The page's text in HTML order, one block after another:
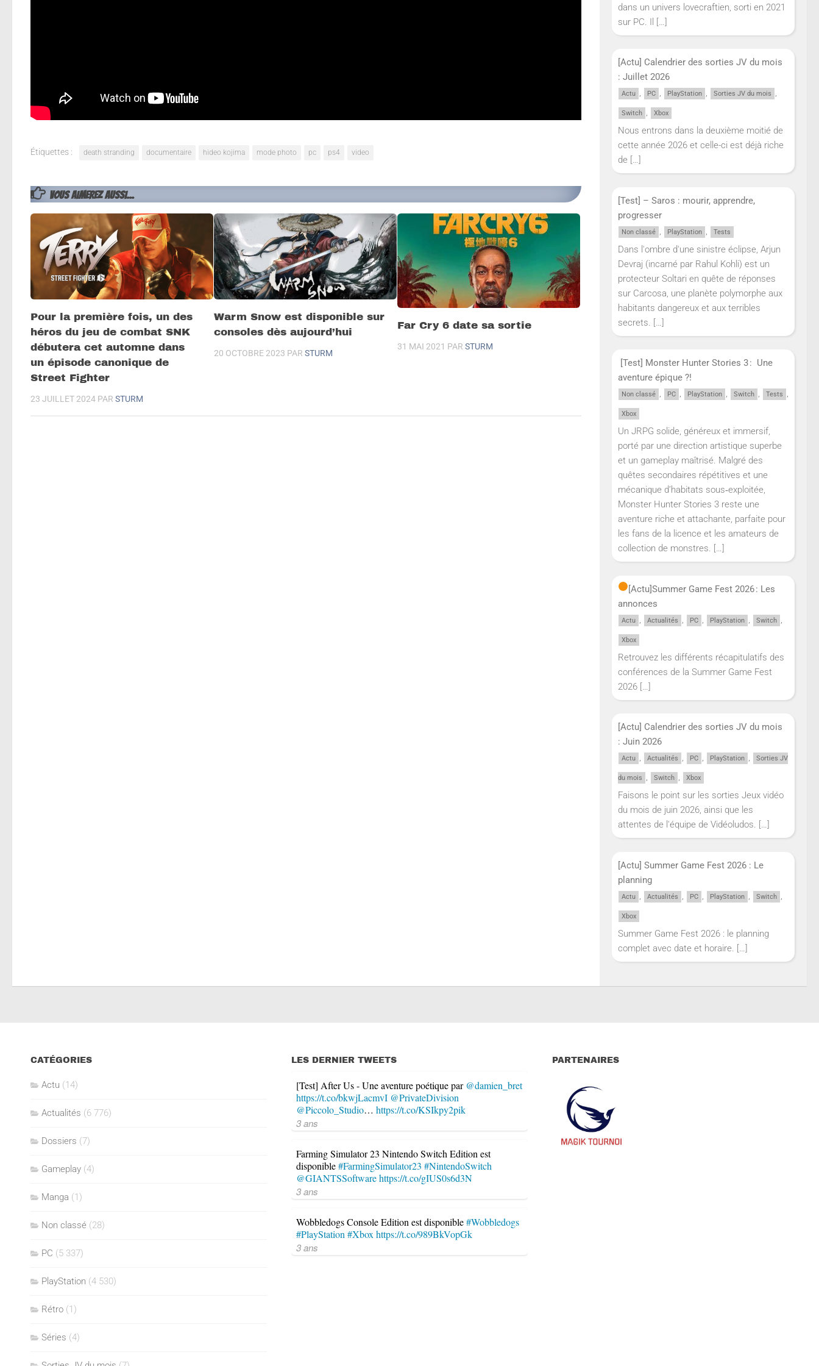
Death Stranding est disponible sur PC & PS4, je vous invite à découvrir le test de Potje
Étiquettes : death stranding documentaire hideo kojima mode photo pc ps4 video
VOUS AIMEREZ AUSSI...
Pour la première fois, un des
héros du jeu de combat SNK
débutera cet automne dans
un épisode canonique de
Street Fighter
23 JUILLET 2024 PAR STURM
Warm Snow est disponible sur
consoles dès aujourd’hui
20 OCTOBRE 2023 PARSTURM
Far Cry 6 date sa sortie
31 MAI 2021 PARSTURM
dans un univers lovecraftien, sorti en 2021
sur PC. Il […]
[Actu] Calendrier des sorties JV du mois
: Juillet 2026
Actu , PC , PlayStation , Sorties JV du mois ,
Switch , Xbox
Nous entrons dans la deuxième moitié de
cette année 2026 et celle-ci est déjà riche
de […]
[Test] – Saros : mourir, apprendre,
progresser
Non classé , PlayStation , Tests
Dans l'ombre d'une sinistre éclipse, Arjun
Devraj (incarné par Rahul Kohli) est un
protecteur Soltari en quête de réponses
sur Carcosa, une planète polymorphe aux
habitants dangereux et aux terribles
secrets. […]
[Test] Monster Hunter Stories 3 : Une
aventure épique ?!
Non classé , PC , PlayStation , Switch , Tests ,
Xbox
Un JRPG solide, généreux et immersif,
porté par une direction artistique superbe
et un gameplay maîtrisé. Malgré des
quêtes secondaires répétitives et une
mécanique d’habitats sous‑exploitée,
Monster Hunter Stories 3 reste une
aventure riche et attachante, parfaite pour
les fans de la licence et les amateurs de
collection de monstres. […]
[Actu]Summer Game Fest 2026 : Les
annonces
Actu , Actualités , PC , PlayStation , Switch ,
Xbox
Retrouvez les différents récapitulatifs des
conférences de la Summer Game Fest
2026 […]
[Actu] Calendrier des sorties JV du mois
: Juin 2026
Actu , Actualités , PC , PlayStation , Sorties JV
du mois , Switch , Xbox
Faisons le point sur les sorties Jeux vidéo
du mois de juin 2026, ainsi que les
attentes de l'équipe de Vidéoludos. […]
[Actu] Summer Game Fest 2026 : Le
planning
Actu , Actualités , PC , PlayStation , Switch ,
Xbox
Summer Game Fest 2026 : le planning
complet avec date et horaire. […]
CATÉGORIES
Actu (14)
Actualités (6 776)
Dossiers (7)
Gameplay (4)
Manga (1)
Non classé (28)
PC (5 337)
PlayStation (4 530)
Rétro (1)
Séries (4)
LES DERNIER TWEETS
[Test] After Us - Une aventure poétique par @damien_bret
https://t.co/bkwjLacmvI @PrivateDivision
@Piccolo_Studio… https://t.co/KSIkpy2pik
3 ans
Farming Simulator 23 Nintendo Switch Edition est
disponible#FarmingSimulator23 #NintendoSwitch
@GIANTSSoftwarehttps://t.co/gIUS0s6d3N
3 ans
Wobbledogs Console Edition est disponible#Wobbledogs
#PlayStation #Xbox https://t.co/989BkVopGk
3 ans
PARTENAIRES